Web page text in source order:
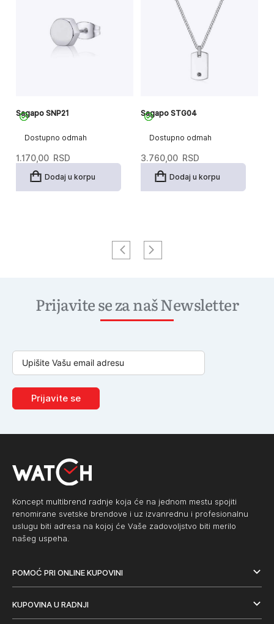
Dostupno odmah
Sagapo SNP21
1.170,00 RSD
Dodaj u korpu
Dostupno odmah
Sagapo STG04
3.760,00 RSD
Dodaj u korpu
Prijavite se za naš Newsletter
Prijavite se
Koncept multibrend radnje koja će na jednom mestu spojiti
renomirane svetske brendove i uz izvanrednu i profesionalnu
uslugu biti adresa na kojoj će Vaše zadovoljstvo biti merilo
našeg uspeha.
POMOĆ PRI ONLINE KUPOVINI
KUPOVINA U RADNJI